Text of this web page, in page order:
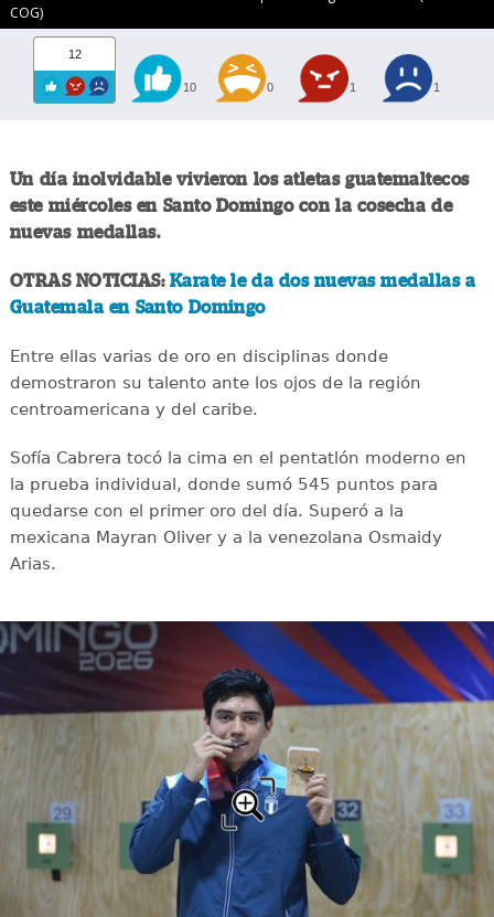
COG)
12
10 0 1 1
Un día inolvidable vivieron los atletas guatemaltecos
este miércoles en Santo Domingo con la cosecha de
nuevas medallas.
OTRAS NOTICIAS: Karate le da dos nuevas medallas a
Guatemala en Santo Domingo
Entre ellas varias de oro en disciplinas donde
demostraron su talento ante los ojos de la región
centroamericana y del caribe.
Sofía Cabrera tocó la cima en el pentatlón moderno en
la prueba individual, donde sumó 545 puntos para
quedarse con el primer oro del día. Superó a la
mexicana Mayran Oliver y a la venezolana Osmaidy
Arias.